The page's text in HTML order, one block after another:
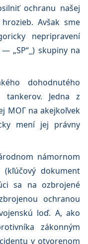
ochranu našej
Avšak sme
nepripravení
„SP“_) skupiny na
dohodnutého
tankerov. Jedna z
MOГ na akejkoľvek
mení jej právny
námornom
(kľúčový dokument
sa na ozbrojené
ochranou
loď. A, ako
zákonným
v otvorenom